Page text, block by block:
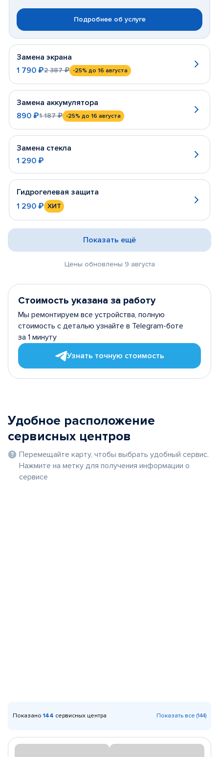
Подробнее об услуге
Замена экрана
1 790 ₽2 387 ₽ -25% до 16 августа
Замена аккумулятора
890 ₽1 187 ₽ -25% до 16 августа
Замена стекла
1 290 ₽
Гидрогелевая защита
1 290 ₽ ХИТ
Цены обновлены 9 августа
Показать ещё
Стоимость указана за работу
Мы ремонтируем все устройства, полную
стоимость с деталью узнайте в Telegram-боте
за 1 минуту
Узнать точную стоимость
Удобное расположение
сервисных центров
Перемещайте карту, чтобы выбрать удобный сервис.
Нажмите на метку для получения информации о
сервисе
Показано 144 сервисных центра Показать все (144)